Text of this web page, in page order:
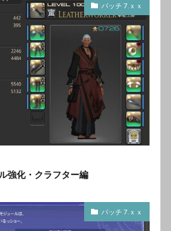
パッチ 7.ｘｘ
強化・クラフター編
パッチ 7.ｘｘ